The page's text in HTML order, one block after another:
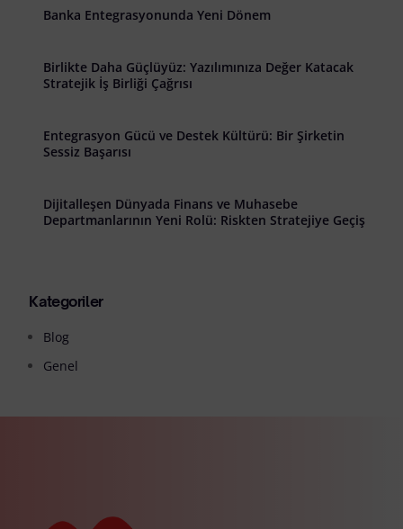
Banka Entegrasyonunda Yeni Dönem
Birlikte Daha Güçlüyüz: Yazılımınıza Değer Katacak
Stratejik İş Birliği Çağrısı
Entegrasyon Gücü ve Destek Kültürü: Bir Şirketin
Sessiz Başarısı
Dijitalleşen Dünyada Finans ve Muhasebe
Departmanlarının Yeni Rolü: Riskten Stratejiye Geçiş
Kategoriler
Blog
Genel